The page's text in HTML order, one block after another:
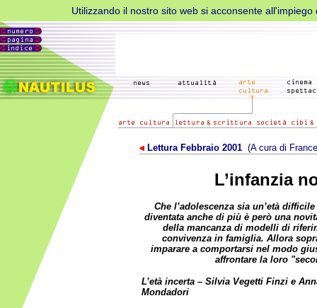
Utilizzando il nostro sito web si acconsente
Lettura Febbraio 2001 (A cura di
L’infanzia
Che l’adolescenza sia un’età
diventata anche di più è però una
della mancanza di modelli di
convivenza in famiglia. Allora
imparare a comportarsi nel modo
affrontare la loro
L’età incerta – Silvia Vegetti Finzi e
Mondadori